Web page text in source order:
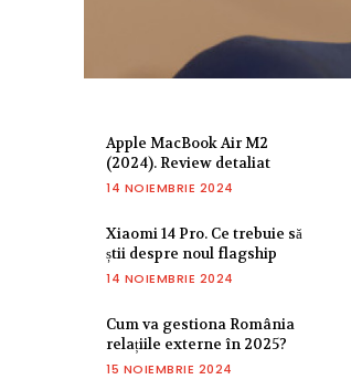
Apple MacBook Air M2
(2024). Review detaliat
14 NOIEMBRIE 2024
Xiaomi 14 Pro. Ce trebuie să
știi despre noul flagship
14 NOIEMBRIE 2024
Cum va gestiona România
relațiile externe în 2025?
15 NOIEMBRIE 2024